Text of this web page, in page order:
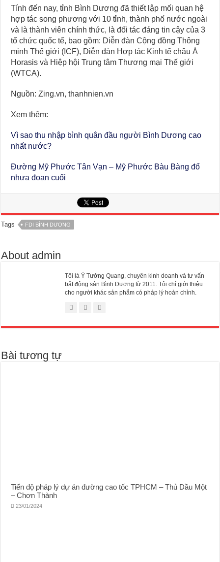
Tính đến nay, tỉnh Bình Dương đã thiết lập mối quan hệ
hợp tác song phương với 10 tỉnh, thành phố nước ngoài
và là thành viên chính thức, là đối tác đáng tin cậy của 3
tổ chức quốc tế, bao gồm: Diễn đàn Cộng đồng Thông
minh Thế giới (ICF), Diễn đàn Hợp tác Kinh tế châu Á
Horasis và Hiệp hội Trung tâm Thương mại Thế giới
(WTCA).
Nguồn: Zing.vn, thanhnien.vn
Xem thêm:
Vì sao thu nhập bình quân đầu người Bình Dương cao
nhất nước?
Đường Mỹ Phước Tân Vạn – Mỹ Phước Bàu Bàng đổ
nhựa đoạn cuối
Tags FDI BÌNH DƯƠNG
About admin
Tôi là Ý Tưởng Quang, chuyên kinh doanh và tư vấn
bất động sản Bình Dương từ 2011. Tôi chỉ giới thiệu
cho người khác sản phẩm có pháp lý hoàn chỉnh.
Bài tương tự
Tiến độ pháp lý dự án đường cao tốc TPHCM – Thủ Dầu Một
– Chơn Thành
23/01/2024